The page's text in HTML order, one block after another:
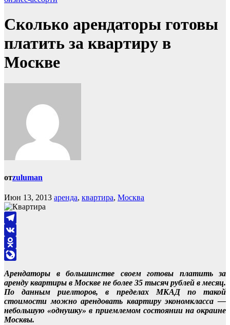
Сколько арендаторы готовы
платить за квартиру в
Москве
отzuluman
Июн 13, 2013 аренда, квартира, Москва
Telegram
VK
Odnoklassniki
Арендаторы в большинстве своем готовы платить за
аренду квартиры в Москве не более 35 тысяч рублей в месяц.
По данным риелторов, в пределах МКАД по такой
стоимости можно арендовать квартиру экономкласса —
небольшую «однушку» в приемлемом состоянии на окраине
Москвы.